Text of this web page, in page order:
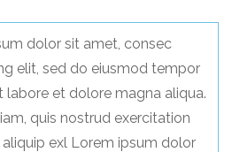
dolor sit amet, consec
elit, sed do eiusmod tempor
labore et dolore magna aliqua.
quis nostrud exercitation
exl Lorem ipsum dolor